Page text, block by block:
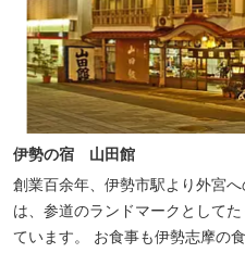
伊勢の宿 山田館
創業百余年、伊勢市駅より外宮
は、参道のランドマークとして
ています。 お食事も伊勢志摩の